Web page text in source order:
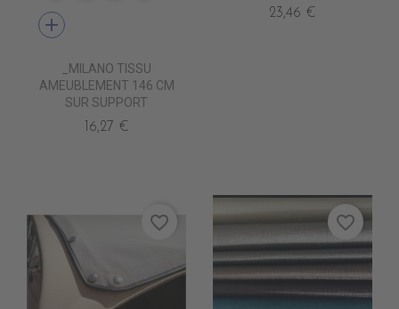
add
_MILANO TISSU
AMEUBLEMENT 146 CM
SUR SUPPORT
16,27 €
23,46 €
favorite_border favorite_border